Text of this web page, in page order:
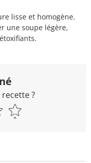
lisse et homogène.
une soupe légère,
?